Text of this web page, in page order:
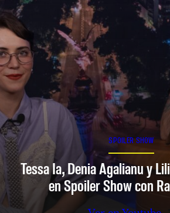
SPOILER SHOW
Tessa Ia, Denia Agalianu y
en Spoiler Show con